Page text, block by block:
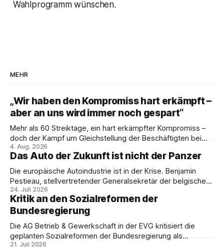
Wahlprogramm wünschen.
MEHR
„Wir haben den Kompromiss hart erkämpft –
aber an uns wird immer noch gespart“
Mehr als 60 Streiktage, ein hart erkämpfter Kompromiss –
doch der Kampf um Gleichstellung der Beschäftigten bei
den Vivantes-Töchtern geht weiter. Im Gespräch mit Julia-
C. Stange zieht Nicodem Tomkowiak Bilanz des
Erzwingungsstreiks und formuliert klare Erwartungen an die
Politik.
4. Aug. 2026
Das Auto der Zukunft ist nicht der Panzer
Die europäische Autoindustrie ist in der Krise. Benjamin
Pestieau, stellvertretender Generalsekretär der belgischen
PTB, zeigt, warum das kein technisches Schicksal ist – und
weshalb die Antwort nicht Aufrüstung, sondern eine
demokratische Industriepolitik im Interesse der
Beschäftigten sein muss.
24. Juli 2026
Kritik an den Sozialreformen der
Bundesregierung
Die AG Betrieb & Gewerkschaft in der EVG kritisiert die
geplanten Sozialreformen der Bundesregierung als
Belastung für Beschäftigte und Sozialstaat. In ihrer
21. Juli 2026